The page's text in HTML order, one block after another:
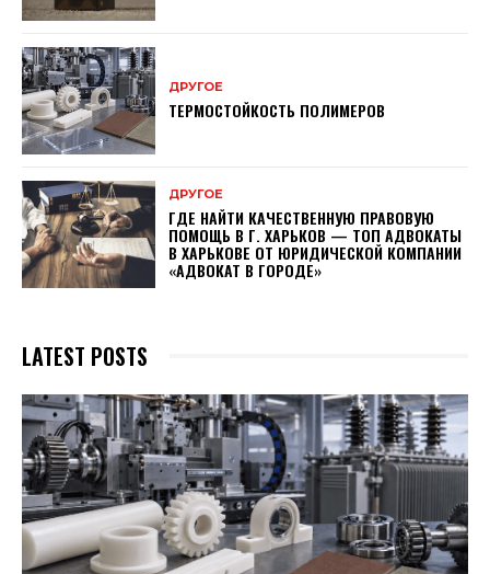
ДРУГОЕ
ТЕРМОСТОЙКОСТЬ ПОЛИМЕРОВ
ДРУГОЕ
ГДЕ НАЙТИ КАЧЕСТВЕННУЮ ПРАВОВУЮ
ПОМОЩЬ В Г. ХАРЬКОВ — ТОП АДВОКАТЫ
В ХАРЬКОВЕ ОТ ЮРИДИЧЕСКОЙ КОМПАНИИ
«АДВОКАТ В ГОРОДЕ»
LATEST POSTS